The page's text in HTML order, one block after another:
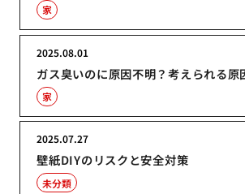
家
ガス臭いのに原因不明？考えられる原
2025.08.01
家
壁紙DIYのリスクと安全対策
2025.07.27
未分類